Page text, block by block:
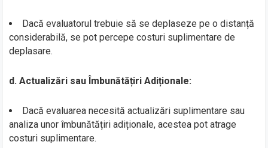
Dacă evaluatorul trebuie să se deplaseze pe o distanță
considerabilă, se pot percepe costuri suplimentare de
deplasare.
d. Actualizări sau Îmbunătățiri Adiționale:
Dacă evaluarea necesită actualizări suplimentare sau
analiza unor îmbunătățiri adiționale, acestea pot atrage
costuri suplimentare.